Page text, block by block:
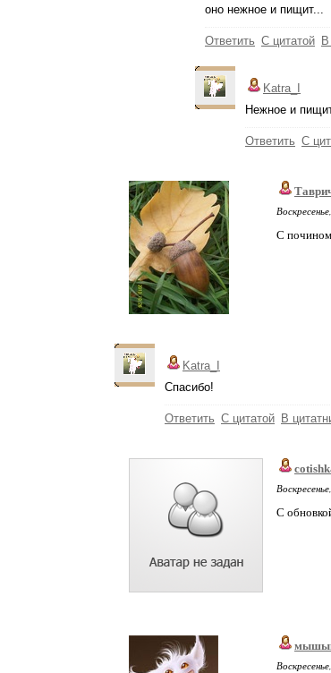
оно нежное и пищит...
Ответить С цитатой В
Katra_I
Нежное и
Ответить С
С
Katra_I
Спасибо!
Ответить С цитатой В
С